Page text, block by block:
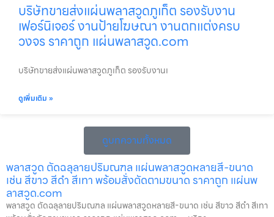
บริษัทขายส่งแผ่นพลาสวูดภูเก็ต รองรับงาน
เฟอร์นิเจอร์ งานป้ายโฆษณา งานตกแต่งครบ
วงจร ราคาถูก แผ่นพลาสวูด.com
บริษัทขายส่งแผ่นพลาสวูดภูเก็ต รองรับงานเ
ดูเพิ่มเติม »
ดูบทความทั้งหมด
พลาสวูด ตัดฉลุลายปริมณฑล แผ่นพลาสวูดหลายสี-ขนาด
เช่น สีขาว สีดำ สีเทา พร้อมสั่งตัดตามขนาด ราคาถูก แผ่นพ
ลาสวูด.com
พลาสวูด ตัดฉลุลายปริมณฑล แผ่นพลาสวูดหลายสี-ขนาด เช่น สีขาว สีดำ สีเทา